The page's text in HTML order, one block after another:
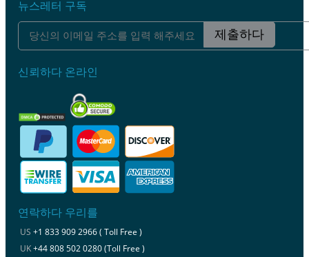
뉴스레터 구독
제출하다
신뢰하다 온라인
연락하다 우리를
US +1 833 909 2966 ( Toll Free )
UK+44 808 502 0280 (Toll Free )